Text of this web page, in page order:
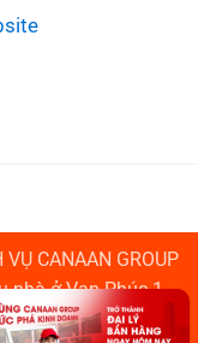
CANAAN GROUP
nhà ở Vạn Phúc 1,
0969 309 120 •